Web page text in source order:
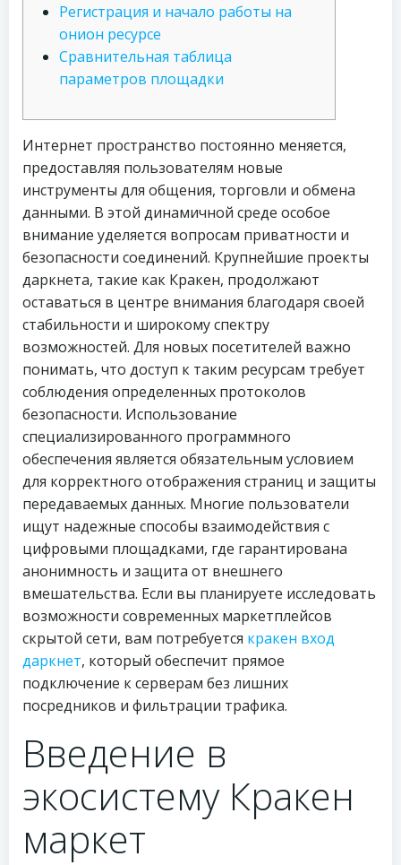
Регистрация и начало работы на
онион ресурсе
Сравнительная таблица
параметров площадки
Интернет пространство постоянно меняется,
предоставляя пользователям новые
инструменты для общения, торговли и обмена
данными. В этой динамичной среде особое
внимание уделяется вопросам приватности и
безопасности соединений. Крупнейшие проекты
даркнета, такие как Кракен, продолжают
оставаться в центре внимания благодаря своей
стабильности и широкому спектру
возможностей. Для новых посетителей важно
понимать, что доступ к таким ресурсам требует
соблюдения определенных протоколов
безопасности. Использование
специализированного программного
обеспечения является обязательным условием
для корректного отображения страниц и защиты
передаваемых данных. Многие пользователи
ищут надежные способы взаимодействия с
цифровыми площадками, где гарантирована
анонимность и защита от внешнего
вмешательства. Если вы планируете исследовать
возможности современных маркетплейсов
скрытой сети, вам потребуется кракен вход
даркнет, который обеспечит прямое
подключение к серверам без лишних
посредников и фильтрации трафика.
Введение в
экосистему Кракен
маркет